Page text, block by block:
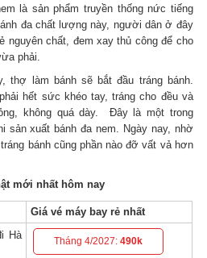
là sản phẩm truyền thống nức tiếng
đa chất lượng này, người dân ở đây
nguyên chất, đem xay thủ công để cho
phải.
thợ làm bánh sẽ bắt đầu tráng bánh.
hết sức khéo tay, tráng cho đều và
không quá dày. Đây là một trong
sản xuất bánh đa nem. Ngày nay, nhờ
bánh cũng phần nào đỡ vất vả hơn
mới nhất hôm nay
Giá vé máy bay rẻ nhất
Hà
Tháng 4/2027:490k